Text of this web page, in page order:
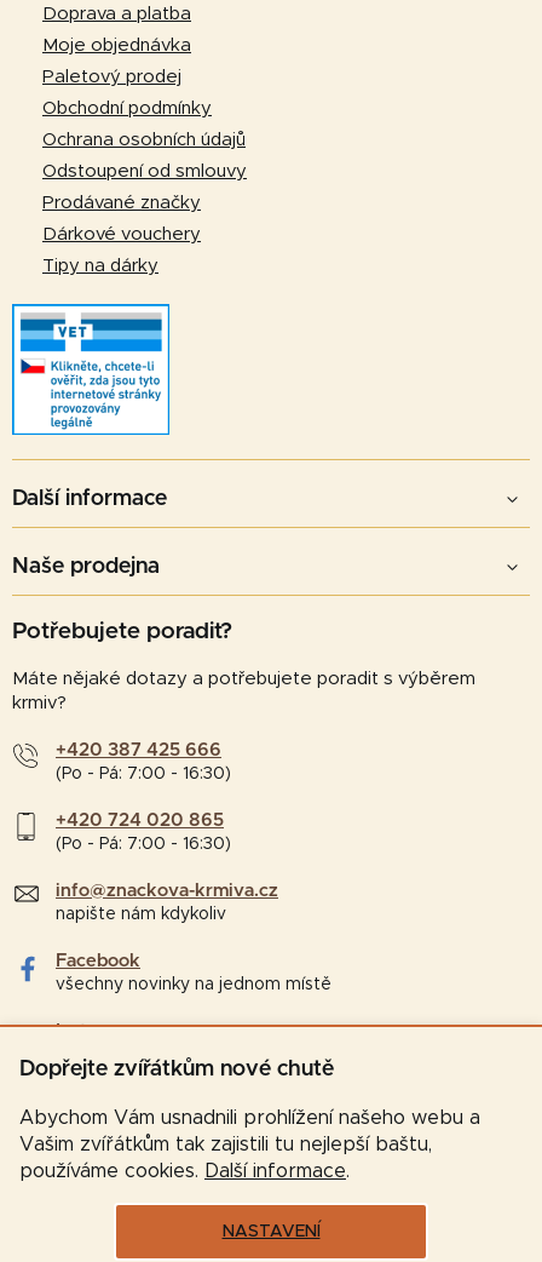
Dopřejte zvířátkům nové chutě
Abychom Vám usnadnili prohlížení našeho webu a
Vašim zvířátkům tak zajistili tu nejlepší baštu,
používáme cookies. Další informace.
NASTAVENÍ
Doprava a platba
Moje objednávka
Paletový prodej
Obchodní podmínky
Ochrana osobních údajů
Odstoupení od smlouvy
Prodávané značky
Dárkové vouchery
Tipy na dárky
Další informace
Naše prodejna
Potřebujete poradit?
Máte nějaké dotazy a potřebujete poradit s výběrem
krmiv?
+420 387 425 666
(Po - Pá: 7:00 - 16:30)
+420 724 020 865
(Po - Pá: 7:00 - 16:30)
info@znackova-krmiva.cz
napište nám kdykoliv
Facebook
všechny novinky na jednom místě
Instagram
tipy a zajímavosti pro chovatele